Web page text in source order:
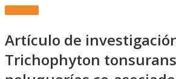
Artículo de
Trichophyton